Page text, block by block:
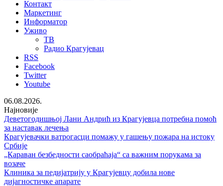
Контакт
Маркетинг
Информатор
Уживо
ТВ
Радио Крагујевац
RSS
Facebook
Twitter
Youtube
06.08.2026.
Најновије
Деветогодишњој Лани Андрић из Крагујевца потребна помоћ
за наставак лечења
Крагујевачки ватрогасци помажу у гашењу пожара на истоку
Србије
„Караван безбедности саобраћаја“ са важним порукама за
возаче
Клиника за педијатрију у Крагујевцу добила нове
дијагностичке апарате